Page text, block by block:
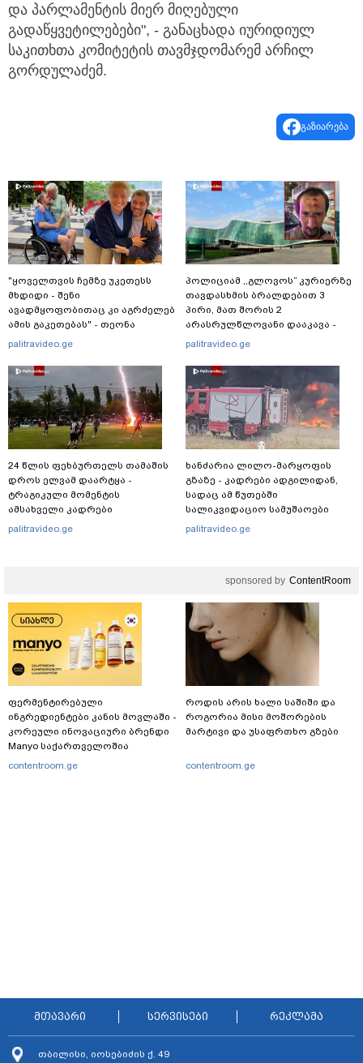
და პარლამენტის მიერ მიღებული
გადაწყვეტილებები", - განაცხადა იურიდიულ
საკითხთა კომიტეტის თავმჯდომარემ არჩილ
გორდულაძემ.
გაზიარება
"ყოველთვის ჩემზე უკეთესს
მხდიდი - შენი
ავადმყოფობითაც კი აგრძელებ
ამის გაკეთებას" - თეონა
კონტრიძე მეუღლეს ემოციურ
palitravideo.ge
24 წლის ფეხბურთელს თამაშის
დროს ელვამ დაარტყა -
ტრაგიკული მომენტის
ამსახველი კადრები
ტაილანდიდან მედიაში
palitravideo.ge
პოლიციამ ,,გლოვოს” კურიერზე
თავდასხმის ბრალდებით 3
პირი, მათ შორის 2
არასრულწლოვანი დააკავა -
შსს ინფორმაციას ავრცელებს
palitravideo.ge
ხანძარია ლილო-მარყოფის
გზაზე - კადრები ადგილიდან,
სადაც ამ წუთებში
სალიკვიდაციო სამუშაოები
მიმდინარეობს
palitravideo.ge
sponsored by ContentRoom
ფერმენტირებული
ინგრედიენტები კანის მოვლაში -
კორეული ინოვაციური ბრენდი
Manyo საქართველოშია
contentroom.ge
როდის არის ხალი საშიში და
როგორია მისი მოშორების
მარტივი და უსაფრთხო გზები
contentroom.ge
მთავარი სერვისები რეკლამა
თბილისი, იოსებიძის ქ. 49